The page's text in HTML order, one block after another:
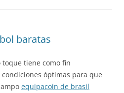
baratas
tiene como fin
óptimas para que
equipacoin de brasil